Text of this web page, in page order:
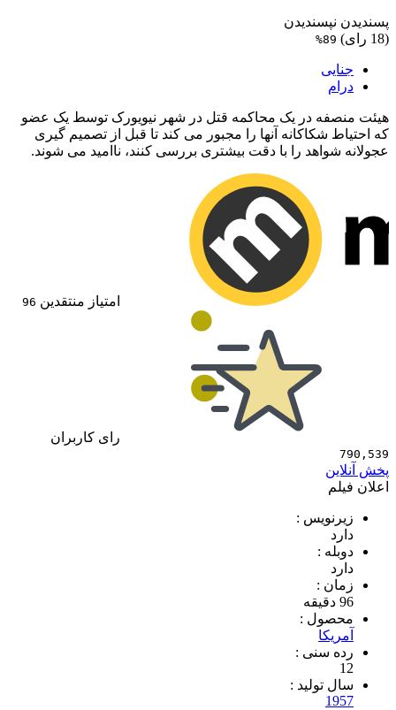
پسندیدن نپسندیدن
(18 رای)
89%
جنایی
درام
هیئت منصفه در یک محاکمه قتل در شهر نیویورک توسط یک عضو
که احتیاط شکاکانه آنها را مجبور می کند تا قبل از تصمیم گیری
عجولانه شواهد را با دقت بیشتری بررسی کنند، ناامید می شوند.
امتیاز منتقدین 96
رای کاربران
790,539
پخش آنلاین
اعلان فیلم
زیرنویس :
دارد
دوبله :
دارد
زمان :
96 دقیقه
محصول :
آمریکا
رده سنی :
12
سال تولید :
1957